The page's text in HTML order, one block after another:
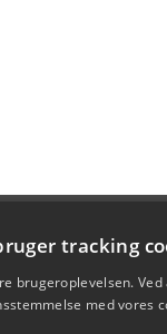
tracking
brugeroplevelsen.
med vores